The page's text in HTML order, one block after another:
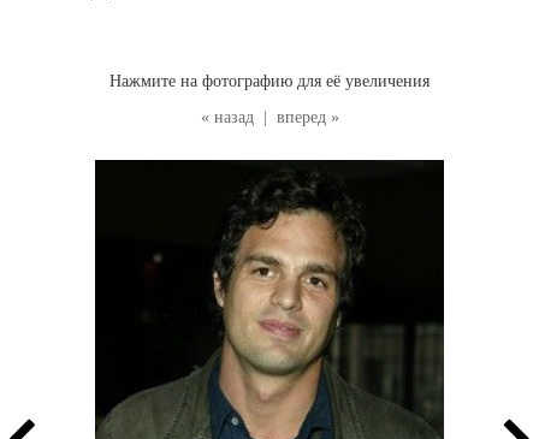
« назад вперед »
Нажмите на фотографию для её увеличения